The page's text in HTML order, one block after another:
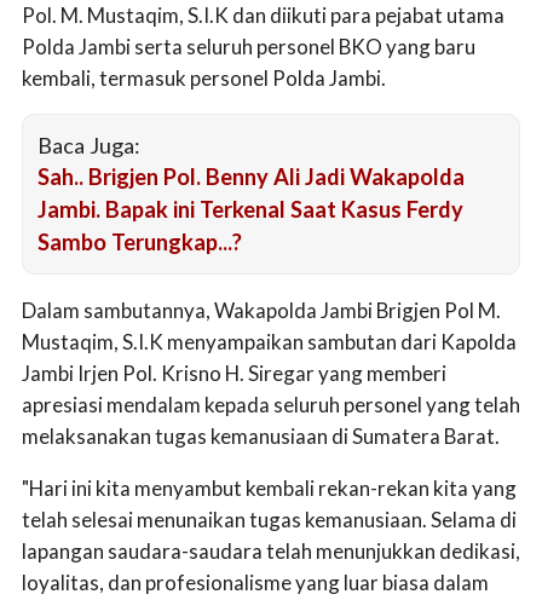
Pol. M. Mustaqim, S.I.K dan diikuti para pejabat utama
Polda Jambi serta seluruh personel BKO yang baru
kembali, termasuk personel Polda Jambi.
Baca Juga:
Sah.. Brigjen Pol. Benny Ali Jadi Wakapolda
Jambi. Bapak ini Terkenal Saat Kasus Ferdy
Sambo Terungkap...?
Dalam sambutannya, Wakapolda Jambi Brigjen Pol M.
Mustaqim, S.I.K menyampaikan sambutan dari Kapolda
Jambi Irjen Pol. Krisno H. Siregar yang memberi
apresiasi mendalam kepada seluruh personel yang telah
melaksanakan tugas kemanusiaan di Sumatera Barat.
"Hari ini kita menyambut kembali rekan-rekan kita yang
telah selesai menunaikan tugas kemanusiaan. Selama di
lapangan saudara-saudara telah menunjukkan dedikasi,
loyalitas, dan profesionalisme yang luar biasa dalam